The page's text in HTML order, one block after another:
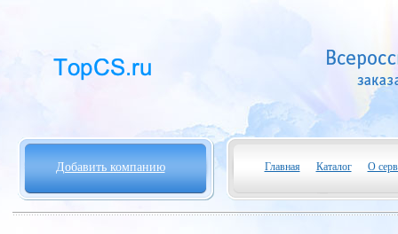
Добавить компанию Главная Каталог О